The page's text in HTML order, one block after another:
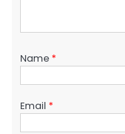
Name *
Email *